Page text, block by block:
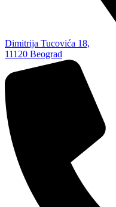
Dimitrija Tucovića 18,
11120 Beograd